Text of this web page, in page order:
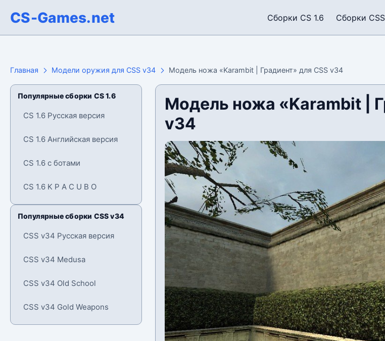
CS-Games.net Сборки CS 1.6 Сборки
Главная Модели оружия для CSS v34 Модель ножа «Karambit | Градиент» для CSS v34
Популярные сборки CS 1.6
CS 1.6 Русская версия
CS 1.6 Английская версия
CS 1.6 с ботами
CS 1.6 K P A C U B O
Популярные сборки CSS v34
CSS v34 Русская версия
CSS v34 Medusa
CSS v34 Old School
CSS v34 Gold Weapons
Модель ножа «Karambit |
v34